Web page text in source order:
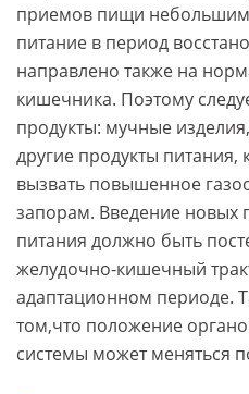
приемов пищи
питание в период
направлено также на
кишечника. Поэтому
продукты: мучные
другие продукты
вызвать повышенное
запорам. Введение новых
питания должно быть
желудочно-кишечный
адаптационном периоде.
том,что положение
системы может меняться